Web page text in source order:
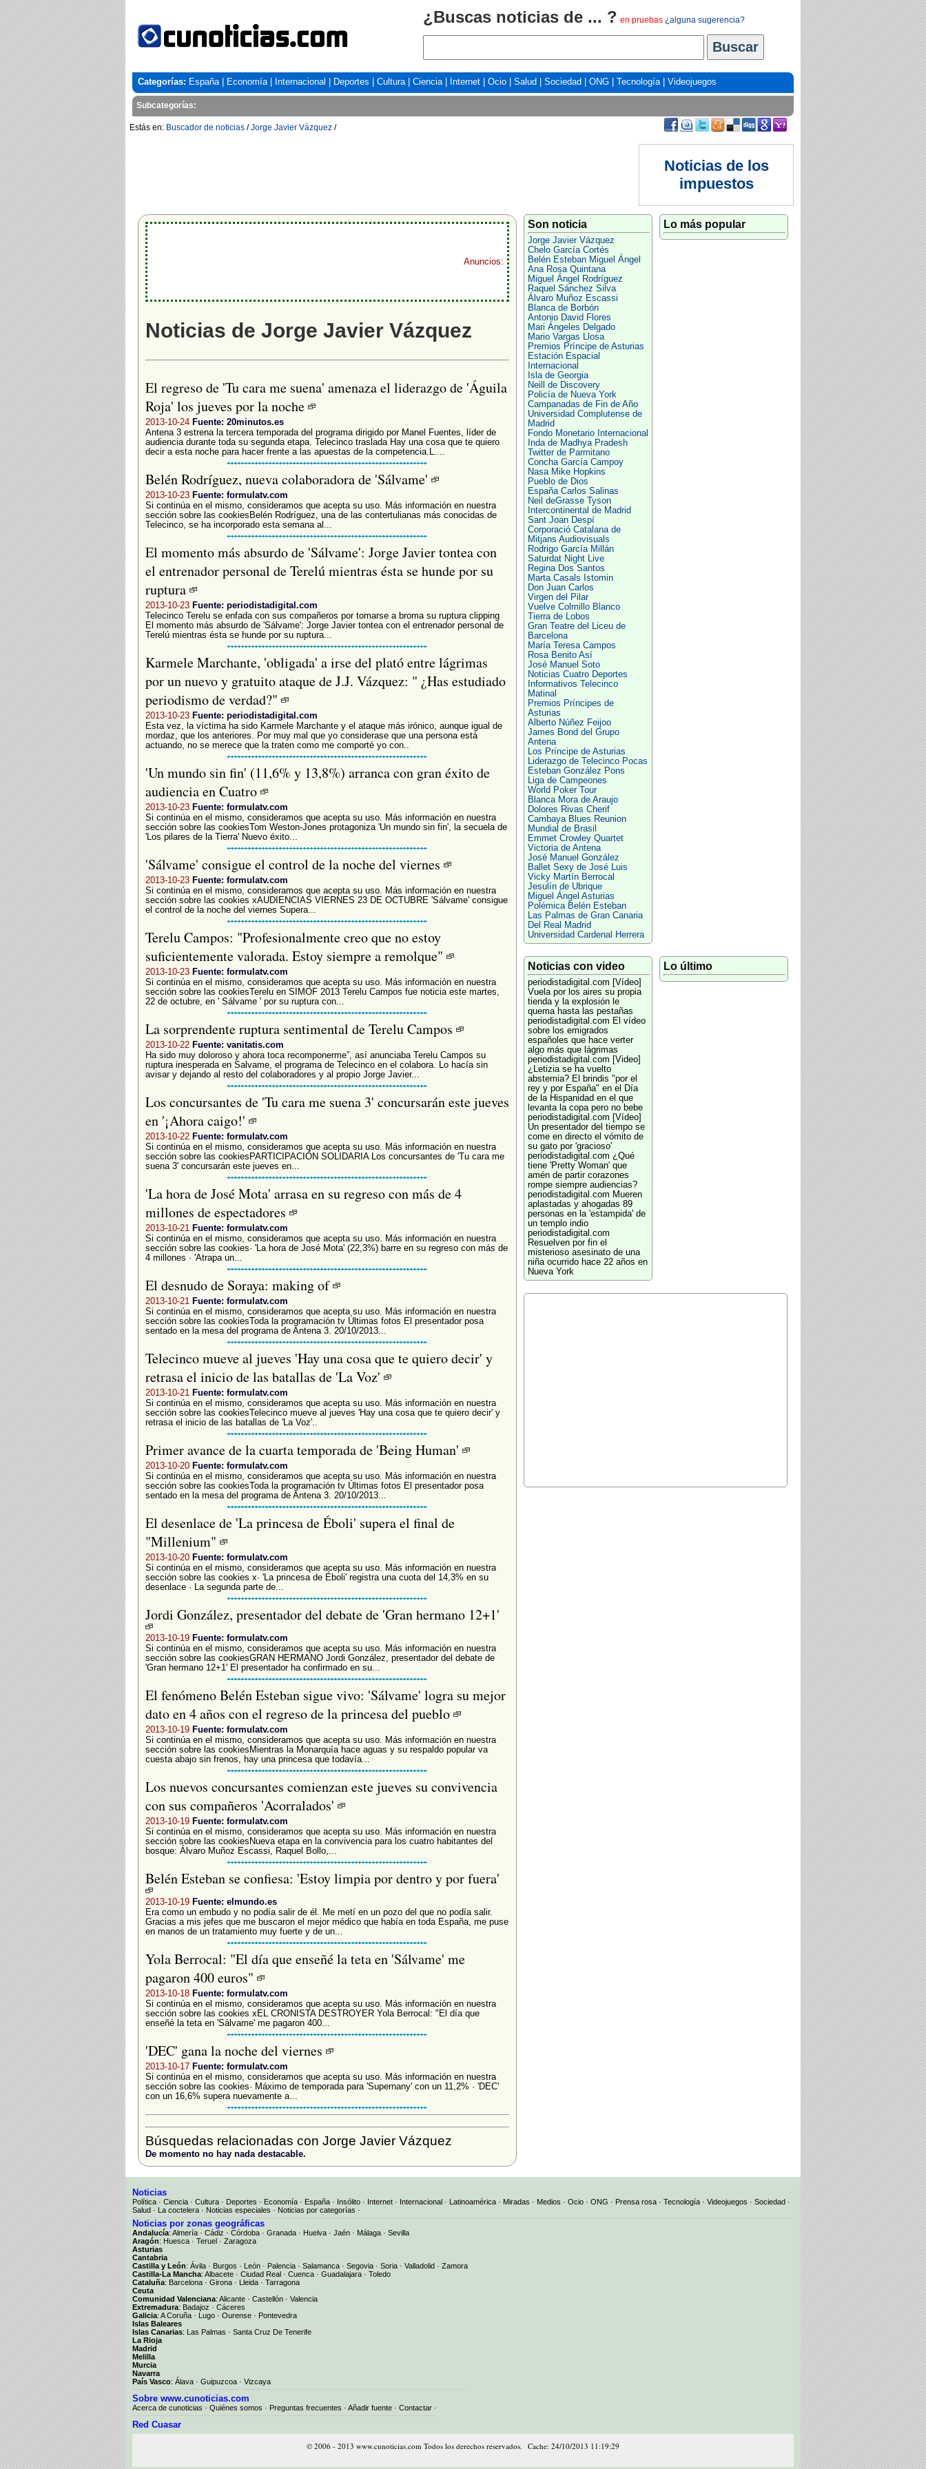
¿Buscas noticias de ... ? en pruebas ¿alguna sugerencia?
Categorías: España| Economía| Internacional Deportes Cultura| Ciencia| Internet Ocio Salud Sociedad ONG Tecnología| Videojuegos
Subcategorías:
Estás en: Buscador de noticias /Jorge Javier Vázquez /
Noticias de los
impuestos
Anuncios:
Noticias de Jorge Javier Vázquez
El regreso de 'Tu cara me suena' amenaza el liderazgo de 'Águila
Roja' los jueves por la noche
2013-10-24 Fuente: 20minutos.es
Antena 3 estrena la tercera temporada del programa dirigido por Manel Fuentes, líder de
audiencia durante toda su segunda etapa. Telecinco traslada Hay una cosa que te quiero
decir a esta noche para hacer frente a las apuestas de la competencia.L....
Belén Rodríguez, nueva colaboradora de 'Sálvame'
2013-10-23 Fuente: formulatv.com
Si continúa en el mismo, consideramos que acepta su uso. Más información en nuestra
sección sobre las cookiesBelén Rodríguez, una de las contertulianas más conocidas de
Telecinco, se ha incorporado esta semana al...
El momento más absurdo de 'Sálvame': Jorge Javier tontea con
el entrenador personal de Terelú mientras ésta se hunde por su
ruptura
2013-10-23 Fuente: periodistadigital.com
Telecinco Terelu se enfada con sus compañeros por tomarse a broma su ruptura clipping
El momento más absurdo de 'Sálvame': Jorge Javier tontea con el entrenador personal de
Terelú mientras ésta se hunde por su ruptura...
Karmele Marchante, 'obligada' a irse del plató entre lágrimas
por un nuevo y gratuito ataque de J.J. Vázquez: " ¿Has estudiado
periodismo de verdad?"
2013-10-23 Fuente: periodistadigital.com
Esta vez, la víctima ha sido Karmele Marchante y el ataque más irónico, aunque igual de
mordaz, que los anteriores. Por muy mal que yo considerase que una persona está
actuando, no se merece que la traten como me comporté yo con..
'Un mundo sin fin' (11,6% y 13,8%) arranca con gran éxito de
audiencia en Cuatro
2013-10-23 Fuente: formulatv.com
Si continúa en el mismo, consideramos que acepta su uso. Más información en nuestra
sección sobre las cookiesTom Weston-Jones protagoniza 'Un mundo sin fin', la secuela de
'Los pilares de la Tierra' Nuevo éxito...
'Sálvame' consigue el control de la noche del viernes
2013-10-23 Fuente: formulatv.com
Si continúa en el mismo, consideramos que acepta su uso. Más información en nuestra
sección sobre las cookies xAUDIENCIAS VIERNES 23 DE OCTUBRE 'Sálvame' consigue
el control de la noche del viernes Supera...
Terelu Campos: "Profesionalmente creo que no estoy
suficientemente valorada. Estoy siempre a remolque"
2013-10-23 Fuente: formulatv.com
Si continúa en el mismo, consideramos que acepta su uso. Más información en nuestra
sección sobre las cookiesTerelu en SIMOF 2013 Terelu Campos fue noticia este martes,
22 de octubre, en ' Sálvame ' por su ruptura con...
La sorprendente ruptura sentimental de Terelu Campos
2013-10-22 Fuente: vanitatis.com
Ha sido muy doloroso y ahora toca recomponerme”, así anunciaba Terelu Campos su
ruptura inesperada en Salvame, el programa de Telecinco en el colabora. Lo hacía sin
avisar y dejando al resto del colaboradores y al propio Jorge Javier...
Los concursantes de 'Tu cara me suena 3' concursarán este jueves
en '¡Ahora caigo!'
2013-10-22 Fuente: formulatv.com
Si continúa en el mismo, consideramos que acepta su uso. Más información en nuestra
sección sobre las cookiesPARTICIPACIÓN SOLIDARIA Los concursantes de 'Tu cara me
suena 3' concursarán este jueves en...
'La hora de José Mota' arrasa en su regreso con más de 4
millones de espectadores
2013-10-21 Fuente: formulatv.com
Si continúa en el mismo, consideramos que acepta su uso. Más información en nuestra
sección sobre las cookies· 'La hora de José Mota' (22,3%) barre en su regreso con más de
4 millones · 'Atrapa un...
El desnudo de Soraya: making of
2013-10-21 Fuente: formulatv.com
Si continúa en el mismo, consideramos que acepta su uso. Más información en nuestra
sección sobre las cookiesToda la programación tv Últimas fotos El presentador posa
sentado en la mesa del programa de Antena 3. 20/10/2013...
Telecinco mueve al jueves 'Hay una cosa que te quiero decir' y
retrasa el inicio de las batallas de 'La Voz'
2013-10-21 Fuente: formulatv.com
Si continúa en el mismo, consideramos que acepta su uso. Más información en nuestra
sección sobre las cookiesTelecinco mueve al jueves 'Hay una cosa que te quiero decir' y
retrasa el inicio de las batallas de 'La Voz'..
Primer avance de la cuarta temporada de 'Being Human'
2013-10-20 Fuente: formulatv.com
Si continúa en el mismo, consideramos que acepta su uso. Más información en nuestra
sección sobre las cookiesToda la programación tv Últimas fotos El presentador posa
sentado en la mesa del programa de Antena 3. 20/10/2013...
El desenlace de 'La princesa de Éboli' supera el final de
"Millenium"
2013-10-20 Fuente: formulatv.com
Si continúa en el mismo, consideramos que acepta su uso. Más información en nuestra
sección sobre las cookies x· 'La princesa de Éboli' registra una cuota del 14,3% en su
desenlace · La segunda parte de...
Jordi González, presentador del debate de 'Gran hermano 12+1'
2013-10-19 Fuente: formulatv.com
Si continúa en el mismo, consideramos que acepta su uso. Más información en nuestra
sección sobre las cookiesGRAN HERMANO Jordi González, presentador del debate de
'Gran hermano 12+1' El presentador ha confirmado en su...
El fenómeno Belén Esteban sigue vivo: 'Sálvame' logra su mejor
dato en 4 años con el regreso de la princesa del pueblo
2013-10-19 Fuente: formulatv.com
Si continúa en el mismo, consideramos que acepta su uso. Más información en nuestra
sección sobre las cookiesMientras la Monarquía hace aguas y su respaldo popular va
cuesta abajo sin frenos, hay una princesa que todavía...
Los nuevos concursantes comienzan este jueves su convivencia
con sus compañeros 'Acorralados'
2013-10-19 Fuente: formulatv.com
Si continúa en el mismo, consideramos que acepta su uso. Más información en nuestra
sección sobre las cookiesNueva etapa en la convivencia para los cuatro habitantes del
bosque: Álvaro Muñoz Escassi, Raquel Bollo,...
Belén Esteban se confiesa: 'Estoy limpia por dentro y por fuera'
2013-10-19 Fuente: elmundo.es
Era como un embudo y no podía salir de él. Me metí en un pozo del que no podía salir.
Gracias a mis jefes que me buscaron el mejor médico que había en toda España, me puse
en manos de un tratamiento muy fuerte y de un...
Yola Berrocal: "El día que enseñé la teta en 'Sálvame' me
pagaron 400 euros"
2013-10-18 Fuente: formulatv.com
Si continúa en el mismo, consideramos que acepta su uso. Más información en nuestra
sección sobre las cookies xEL CRONISTA DESTROYER Yola Berrocal: "El día que
enseñé la teta en 'Sálvame' me pagaron 400...
'DEC' gana la noche del viernes
2013-10-17 Fuente: formulatv.com
Si continúa en el mismo, consideramos que acepta su uso. Más información en nuestra
sección sobre las cookies· Máximo de temporada para 'Supernany' con un 11,2% · 'DEC'
con un 16,6% supera nuevamente a...
Búsquedas relacionadas con Jorge Javier Vázquez
De momento no hay nada destacable.
Son noticia
Jorge Javier Vázquez
Chelo García Cortés
Belén Esteban Miguel Ángel
Ana Rosa Quintana
Miguel Ángel Rodríguez
Raquel Sánchez Silva
Álvaro Muñoz Escassi
Blanca de Borbón
Antonio David Flores
Mari Ángeles Delgado
Mario Vargas Llosa
Premios Príncipe de Asturias
Estación Espacial
Internacional
Isla de Georgia
Neill de Discovery
Policía de Nueva York
Campanadas de Fin de Año
Universidad Complutense de
Madrid
Fondo Monetario Internacional
Inda de Madhya Pradesh
Twitter de Parmitano
Concha García Campoy
Nasa Mike Hopkins
Pueblo de Dios
España Carlos Salinas
Neil deGrasse Tyson
Intercontinental de Madrid
Sant Joan Despí
Corporació Catalana de
Mitjans Audiovisuals
Rodrigo García Millán
Saturdat Night Live
Regina Dos Santos
Marta Casals Istomin
Don Juan Carlos
Virgen del Pilar
Vuelve Colmillo Blanco
Tierra de Lobos
Gran Teatre del Liceu de
Barcelona
María Teresa Campos
Rosa Benito Así
José Manuel Soto
Noticias Cuatro Deportes
Informativos Telecinco
Matinal
Premios Príncipes de
Asturias
Alberto Núñez Feijoo
James Bond del Grupo
Antena
Los Príncipe de Asturias
Liderazgo de Telecinco Pocas
Esteban González Pons
Liga de Campeones
World Poker Tour
Blanca Mora de Araujo
Dolores Rivas Cherif
Cambaya Blues Reunion
Mundial de Brasil
Emmet Crowley Quartet
Victoria de Antena
José Manuel González
Ballet Sexy de José Luis
Vicky Martín Berrocal
Jesulín de Ubrique
Miguel Ángel Asturias
Polémica Belén Esteban
Las Palmas de Gran Canaria
Del Real Madrid
Universidad Cardenal Herrera
Lo más popular
Noticias con video
periodistadigital.com
[Vídeo]
Vuela por los aires su propia
tienda y la explosión le
quema hasta las pestañas
periodistadigital.com El vídeo
sobre los emigrados
españoles que hace verter
algo más que lágrimas
periodistadigital.com
[Video]
¿Letizia se ha vuelto
abstemia? El brindis "por el
rey y por España" en el Día
de la Hispanidad en el que
levanta la copa pero no bebe
periodistadigital.com
[Vídeo]
Un presentador del tiempo se
come en directo el vómito de
su gato por 'gracioso'
periodistadigital.com ¿Qué
tiene 'Pretty Woman' que
amén de partir corazones
rompe siempre audiencias?
periodistadigital.com Mueren
aplastadas y ahogadas 89
personas en la 'estampida' de
un templo indio
periodistadigital.com
Resuelven por fin el
misterioso asesinato de una
niña ocurrido hace 22 años en
Nueva York
Lo último
Noticias
Política · Ciencia · Cultura · Deportes · Economía · España · Insólito · Internet · Internacional · Latinoamérica · Miradas · Medios · Ocio · ONG · Prensa rosa · Tecnología · Videojuegos · Sociedad ·
Salud · La coctelera · Noticias especiales · Noticias por categorías ·
Noticias por zonas geográficas
Andalucía: Almería · Cádiz · Córdoba · Granada · Huelva · Jaén · Málaga · Sevilla
Aragón: Huesca · Teruel · Zaragoza
Asturias
Cantabria
Castilla y León: Ávila · Burgos · León · Palencia · Salamanca · Segovia · Soria · Valladolid · Zamora
Castilla-La Mancha: Albacete · Ciudad Real · Cuenca · Guadalajara · Toledo
Cataluña: Barcelona · Girona · Lleida · Tarragona
Ceuta
Comunidad Valenciana: Alicante · Castellón · Valencia
Extremadura: Badajoz · Cáceres
Galicia: A Coruña · Lugo · Ourense · Pontevedra
Islas Baleares
Islas Canarias: Las Palmas · Santa Cruz De Tenerife
La Rioja
Madrid
Melilla
Murcia
Navarra
País Vasco: Álava · Guipuzcoa · Vizcaya
Sobre www.cunoticias.com
Acerca de cunoticias · Quiénes somos · Preguntas frecuentes · Añadir fuente · Contactar ·
Red Cuasar
© 2006 - 2013 www.cunoticias.com Todos los derechos reservados. Cache: 24/10/2013 11:19:29